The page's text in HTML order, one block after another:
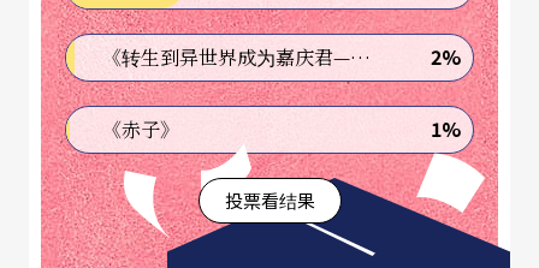
《转生到异世界成为嘉庆君—发现我的祖先是诈骗集团!?》 2%
《赤子》 1%
投票看结果